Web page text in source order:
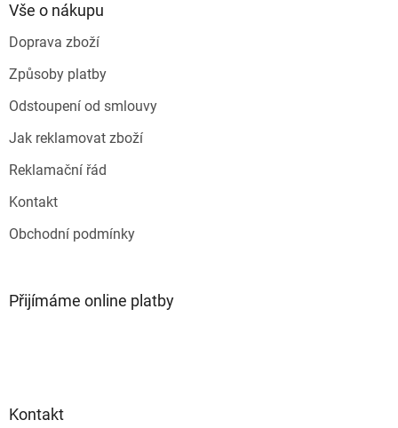
Vše o nákupu
Doprava zboží
Způsoby platby
Odstoupení od smlouvy
Jak reklamovat zboží
Reklamační řád
Kontakt
Obchodní podmínky
Přijímáme online platby
Kontakt